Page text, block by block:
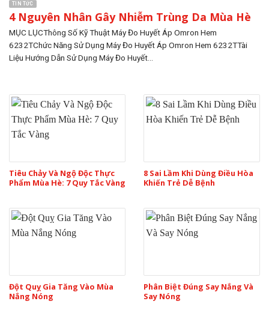
TIN TỨC
4 Nguyên Nhân Gây Nhiễm Trùng Da Mùa Hè
MỤC LỤCThông Số Kỹ Thuật Máy Đo Huyết Áp Omron Hem
6232TChức Năng Sử Dụng Máy Đo Huyết Áp Omron Hem 6232TTài
Liệu Hướng Dẫn Sử Dụng Máy Đo Huyết...
Tiêu Chảy Và Ngộ Độc Thực
Phẩm Mùa Hè: 7 Quy Tắc Vàng
8 Sai Lầm Khi Dùng Điều Hòa
Khiến Trẻ Dễ Bệnh
Đột Quỵ Gia Tăng Vào Mùa
Nắng Nóng
Phân Biệt Đúng Say Nắng Và
Say Nóng